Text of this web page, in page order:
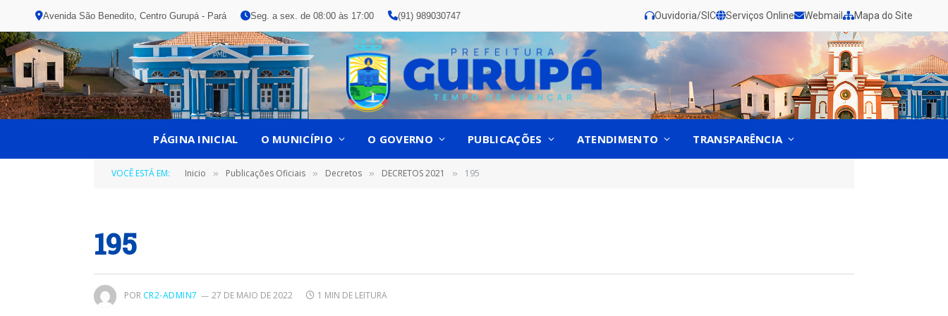
Avenida São Benedito, Centro Gurupá - Pará Seg. a sex. de 08:00 às 17:00 (91) 989030747 Ouvidoria/SIC Serviços Online Webmail Mapa do Site
PÁGINA INICIAL O MUNICÍPIO O GOVERNO PUBLICAÇÕES ATENDIMENTO TRANSPARÊNCIA
VOCÊ ESTÁ EM: Inicio » Publicações Oficiais » Decretos » DECRETOS 2021 » 195
195
POR CR2-ADMIN7 27 DE MAIO DE 2022 1 MIN DE LEITURA